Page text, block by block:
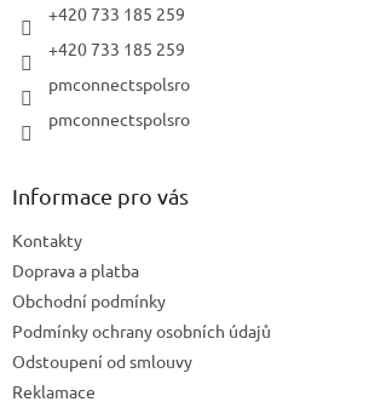
+420 733 185 259
+420 733 185 259
pmconnectspolsro
pmconnectspolsro
Informace pro vás
Kontakty
Doprava a platba
Obchodní podmínky
Podmínky ochrany osobních údajů
Odstoupení od smlouvy
Reklamace